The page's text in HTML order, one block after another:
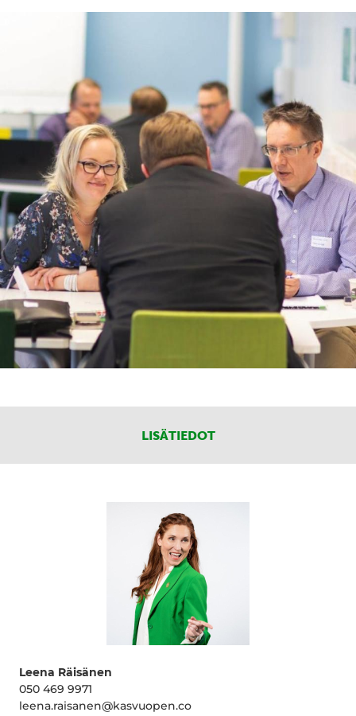
LISÄTIEDOT
Leena Räisänen
050 469 9971
leena.raisanen@kasvuopen.co